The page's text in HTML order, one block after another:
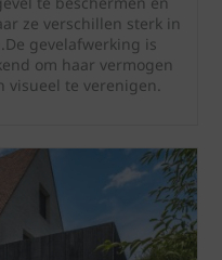
ze verschillen sterk in
gevelafwerking is
om haar vermogen
visueel te verenigen.